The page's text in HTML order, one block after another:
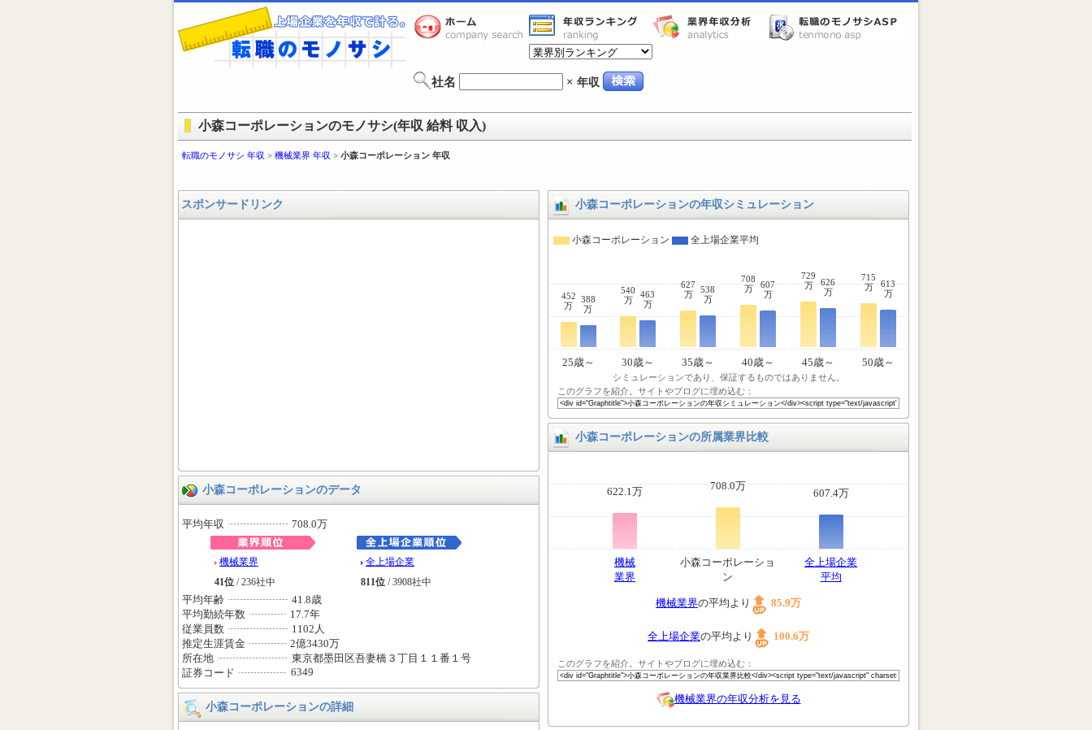
社名 × 年収
小森コーポレーションのモノサシ(年収 給料 収入)
転職のモノサシ 年収 > 機械業界 年収 > 小森コーポレーション 年収
スポンサードリンク
小森コーポレーションのデータ
平均年収 708.0万
機械業界
41位 / 236社中
全上場企業
811位 / 3908社中
平均年齢
41.8歳
平均勤続年数
17.7年
従業員数
1102人
推定生涯賃金
2億3430万
所在地
東京都墨田区吾妻橋３丁目１１番１号
証券コード
6349
小森コーポレーションの詳細
小森コーポレーションの年収シミュレーション
小森コーポレーション 全上場企業平均
452
万
388
万
540
万
463
万
627
万
538
万
708
万
607
万
729
万
626
万
715
万
613
万
25歳～ 30歳～ 35歳～ 40歳～ 45歳～ 50歳～
シミュレーションであり、保証するものではありません。
このグラフを紹介。サイトやブログに埋め込む：
小森コーポレーションの所属業界比較
622.1万 708.0万
607.4万
機械
業界
小森コーポレーショ
ン
全上場企業
平均
機械業界の平均より 85.9万
全上場企業の平均より 100.6万
このグラフを紹介。サイトやブログに埋め込む：
機械業界の年収分析を見る